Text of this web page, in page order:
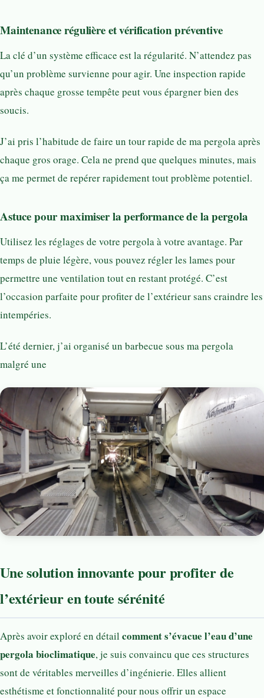
Maintenance régulière et vérification préventive
La clé d’un système efficace est la régularité. N’attendez pas
qu’un problème survienne pour agir. Une inspection rapide
après chaque grosse tempête peut vous épargner bien des
soucis.
J’ai pris l’habitude de faire un tour rapide de ma pergola après
chaque gros orage. Cela ne prend que quelques minutes, mais
ça me permet de repérer rapidement tout problème potentiel.
Astuce pour maximiser la performance de la pergola
Utilisez les réglages de votre pergola à votre avantage. Par
temps de pluie légère, vous pouvez régler les lames pour
permettre une ventilation tout en restant protégé. C’est
l’occasion parfaite pour profiter de l’extérieur sans craindre les
intempéries.
L’été dernier, j’ai organisé un barbecue sous ma pergola
malgré une
Une solution innovante pour profiter de
l’extérieur en toute sérénité
Après avoir exploré en détail comment s’évacue l’eau d’une
pergola bioclimatique, je suis convaincu que ces structures
sont de véritables merveilles d’ingénierie. Elles allient
esthétisme et fonctionnalité pour nous offrir un espace